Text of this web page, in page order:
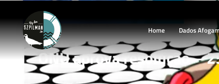
Home Dados
ONU aprova resolução –